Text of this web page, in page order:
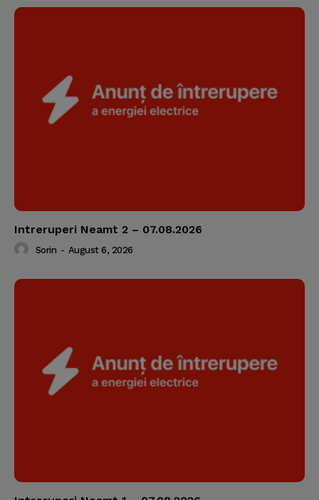
Intreruperi Neamt 2 – 07.08.2026
Sorin - August 6, 2026